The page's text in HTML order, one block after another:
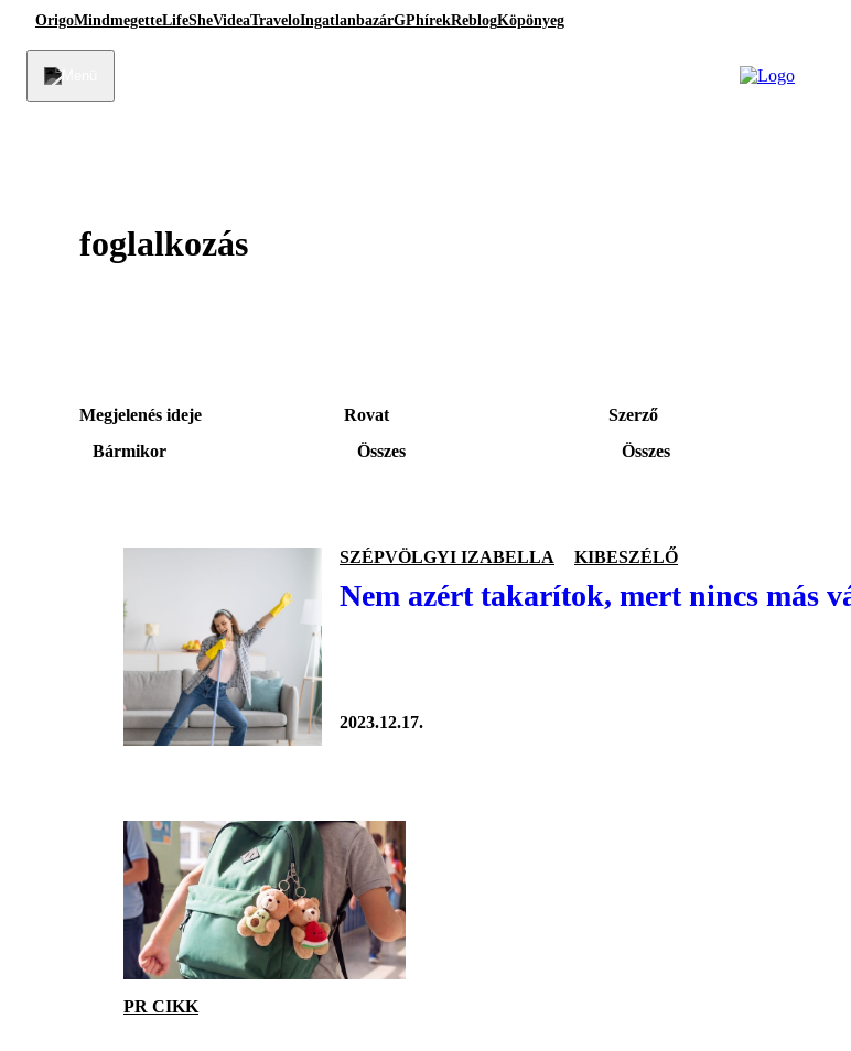
OrigoMindmegetteLifeSheVideaTraveloIngatlanbazárGPhírekReblogKöpönyeg
foglalkozás
Megjelenés ideje
Bármikor
Rovat
Összes
Szerző
Összes
SZÉPVÖLGYI IZABELLA KIBESZÉLŐ
Nem azért takarítok, mert nincs más
2023.12.17.
PR CIKK